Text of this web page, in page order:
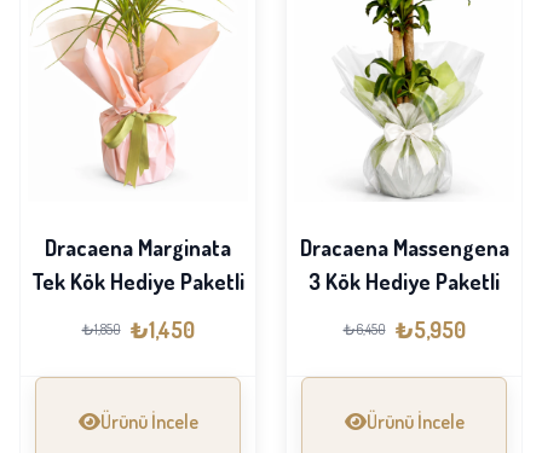
Dracaena Marginata
Tek Kök Hediye Paketli
₺1,850 ₺1,450
Ürünü İncele
Dracaena Massengena
3 Kök Hediye Paketli
₺6,450 ₺5,950
Ürünü İncele